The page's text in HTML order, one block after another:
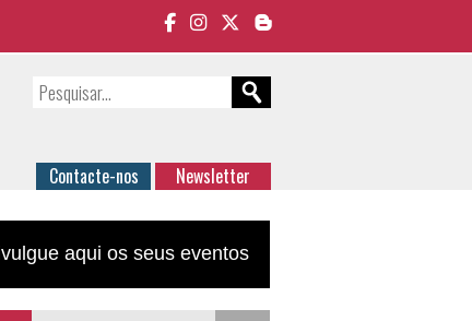
Contacte-nos Newsletter
aqui os seus eventos